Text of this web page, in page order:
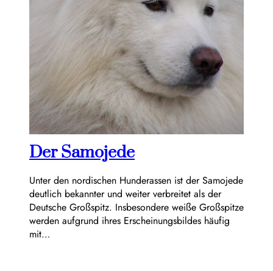
Der Samojede
Unter den nordischen Hunderassen ist der Samojede
deutlich bekannter und weiter verbreitet als der
Deutsche Großspitz. Insbesondere weiße Großspitze
werden aufgrund ihres Erscheinungsbildes häufig
mit…